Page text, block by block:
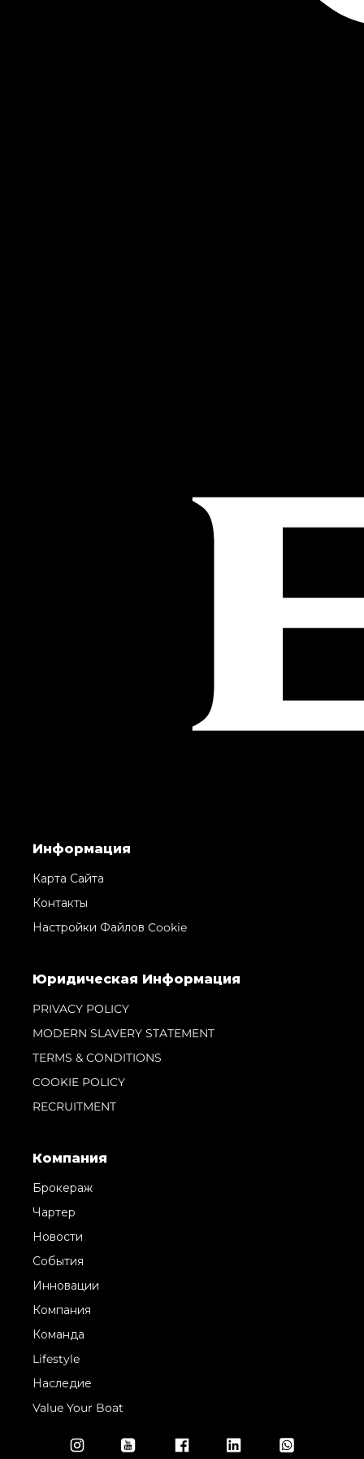
Информация
Карта Сайта
Контакты
Настройки Файлов Cookie
Юридическая Информация
PRIVACY POLICY
MODERN SLAVERY STATEMENT
TERMS & CONDITIONS
COOKIE POLICY
RECRUITMENT
Компания
Брокераж
Чартер
Новости
События
Инновации
Компания
Команда
Lifestyle
Наследие
Value Your Boat